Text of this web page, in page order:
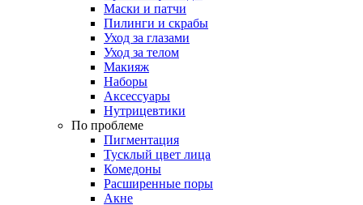
Маски и патчи
Пилинги и скрабы
Уход за глазами
Уход за телом
Макияж
Наборы
Аксессуары
Нутрицевтики
По проблеме
Пигментация
Тусклый цвет лица
Комедоны
Расширенные поры
Акне